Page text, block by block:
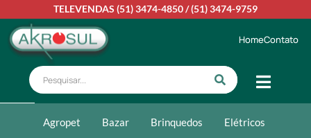
TELEVENDAS (51) 3474-4850/(51) 3474-9759
HomeContato
Agropet Bazar Brinquedos
Elétricos